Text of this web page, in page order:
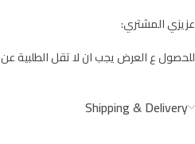
عزيزي المشتري:
للحصول ع العرض يجب ان لا تقل الطلبية عن 54 يورو وشكرا لتفهمك.
Shipping & Delivery